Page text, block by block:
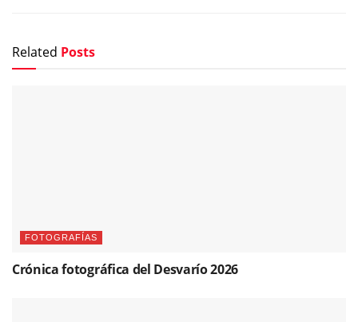
Related Posts
FOTOGRAFÍAS
Crónica fotográfica del Desvarío 2026